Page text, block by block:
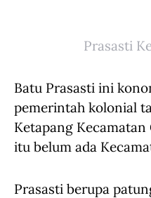
Prasasti
Batu Prasasti ini
pemerintah kolonial
Ketapang
itu belum ada
Prasasti berupa